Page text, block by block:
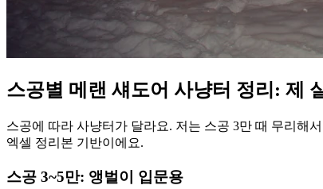
스공별 메랜 섀도어 사냥터 정리: 제
스공에 따라 사냥터가 달라요. 저는 스공 3만 때 무리해
엑셀 정리본 기반이에요.
스공 3~5만: 앵벌이 입문용